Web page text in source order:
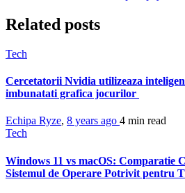
Related posts
Tech
Cercetatorii Nvidia utilizeaza
imbunatati grafica jocurilor
Echipa Ryze, 8 years ago 4 min read
Tech
Windows 11 vs macOS: Comparatie
Sistemul de Operare Potrivit pentru